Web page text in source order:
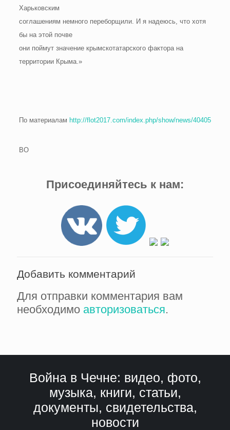
Харьковским
соглашениям немного переборщили. И я надеюсь, что хотя
бы на этой почве
они поймут значение крымскотатарского фактора на
территории Крыма.»
По материалам http://flot2017.com/index.php/show/news/40405
ВО
Присоединяйтесь к нам:
Добавить комментарий
Для отправки комментария вам
необходимо авторизоваться.
Война в Чечне: видео, фото,
музыка, книги, статьи,
документы, свидетельства,
новости